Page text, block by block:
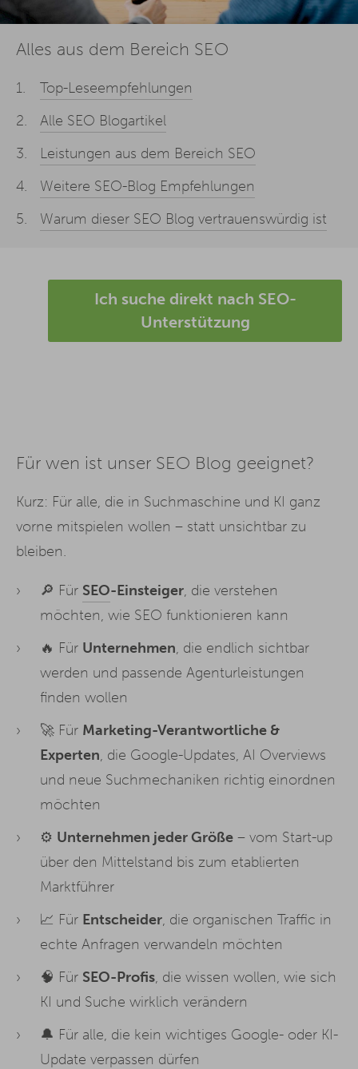
Alles aus dem Bereich SEO
Top-Leseempfehlungen
Alle SEO Blogartikel
Leistungen aus dem Bereich SEO
Weitere SEO-Blog Empfehlungen
Warum dieser SEO Blog vertrauenswürdig ist
Ich suche direkt nach SEO-
Unterstützung
Für wen ist unser SEO Blog geeignet?
Kurz: Für alle, die in Suchmaschine und KI ganz
vorne mitspielen wollen – statt unsichtbar zu
bleiben.
🔎 Für SEO-Einsteiger, die verstehen
möchten, wie SEO funktionieren kann
🔥 Für Unternehmen, die endlich sichtbar
werden und passende Agenturleistungen
finden wollen
🚀 Für Marketing-Verantwortliche &
Experten, die Google-Updates, AI Overviews
und neue Suchmechaniken richtig einordnen
möchten
⚙️ Unternehmen jeder Größe – vom Start-up
über den Mittelstand bis zum etablierten
Marktführer
📈 Für Entscheider, die organischen Traffic in
echte Anfragen verwandeln möchten
🧠 Für SEO-Profis, die wissen wollen, wie sich
KI und Suche wirklich verändern
🔔 Für alle, die kein wichtiges Google- oder KI-
Update verpassen dürfen